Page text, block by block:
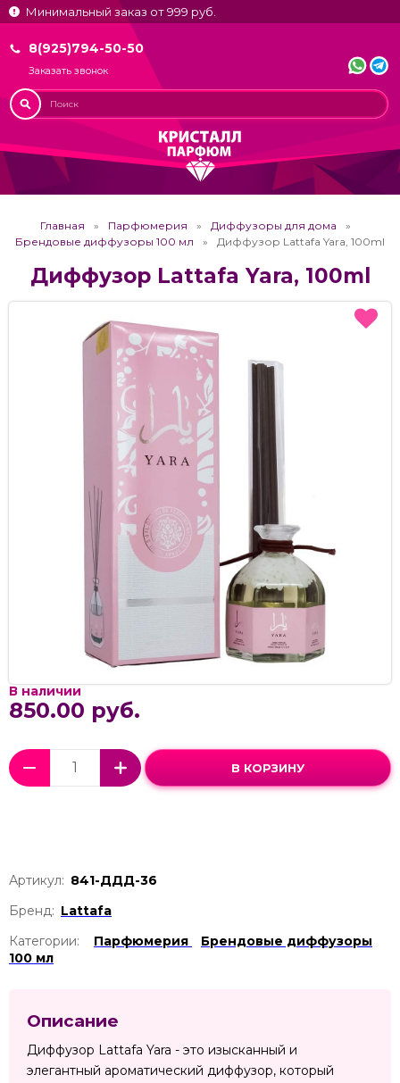
Минимальный заказ от 999 руб.
8(925)794-50-50
Заказать звонок
Главная Парфюмерия
Диффузоры для дома
Брендовые диффузоры 100 мл
Диффузор Lattafa Yara, 100ml
Диффузор Lattafa Yara, 100ml
В наличии
850.00 руб.
В КОРЗИНУ
Артикул: 841-ДДД-36
Бренд: Lattafa
Категории:
Парфюмерия
Брендовые диффузоры
100 мл
Описание
Диффузор Lattafa Yara - это изысканный и
элегантный ароматический диффузор, который